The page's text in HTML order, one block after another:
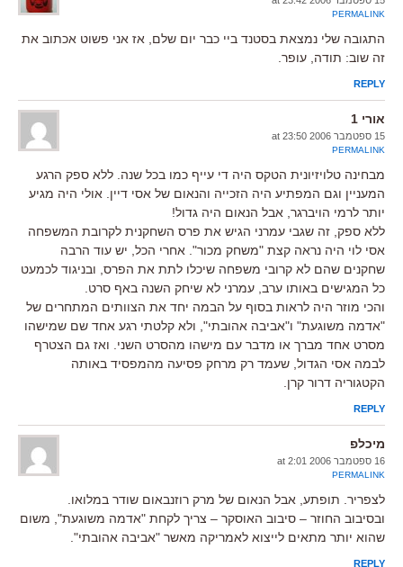
PERMALINK
התגובה שלי נמצאת בסטנד ביי כבר יום שלם, אז אני פשוט אכתוב את
זה שוב: תודה, עופר.
REPLY
אורי 1
15 ספטמבר 2006 at 23:50
PERMALINK
מבחינה טלויזיונית הטקס היה די עייף כמו בכל שנה. ללא ספק הרגע
המעניין וגם המפתיע היה הזכייה והנאום של אסי דיין. אולי היה מגיע
יותר לרמי הויברגר, אבל הנאום היה גדול!
ללא ספק, זה שגבי עמרני הגיש את פרס השחקנית לקרובת המשפחה
אסי לוי היה נראה קצת "משחק מכור". אחרי הכל, יש עוד הרבה
שחקנים שהם לא קרובי משפחה שיכלו לתת את הפרס, ובניגוד לכמעט
כל המגישים באותו ערב, עמרני לא שיחק השנה באף סרט.
והכי מוזר היה לראות בסוף על הבמה יחד את הצוותים המתחרים של
"אדמה משוגעת" ו"אביבה אהובתי", ולא קלטתי רגע אחד שם שמישהו
מסרט אחד מברך או מדבר עם מישהו מהסרט השני. ואז גם הצטרף
לבמה אסי הגדול, שעמד רק מרחק פסיעה מהמפסיד באותה
הקטגוריה דרור קרן.
REPLY
מיכלפ
16 ספטמבר 2006 at 2:01
PERMALINK
לצפריר. תופתע, אבל הנאום של מרק רוזנבאום שודר במלואו.
ובסיבוב החוזר – סיבוב האוסקר – צריך לקחת "אדמה משוגעת", משום
שהוא יותר מתאים לייצוא לאמריקה מאשר "אביבה אהובתי".
REPLY